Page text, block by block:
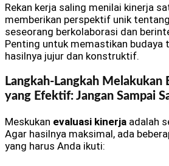
Rekan kerja saling menilai kinerja
memberikan perspektif unik
seseorang berkolaborasi dan
Penting untuk memastikan
hasilnya jujur dan konstruktif.
Langkah-Langkah Melakukan
yang Efektif: Jangan Sampai
Meskukan evaluasi kinerja adalah
Agar hasilnya maksimal, ada
yang harus Anda ikuti: